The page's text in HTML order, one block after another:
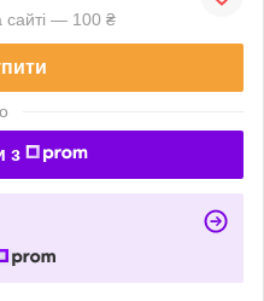
сайті — 100 ₴
з